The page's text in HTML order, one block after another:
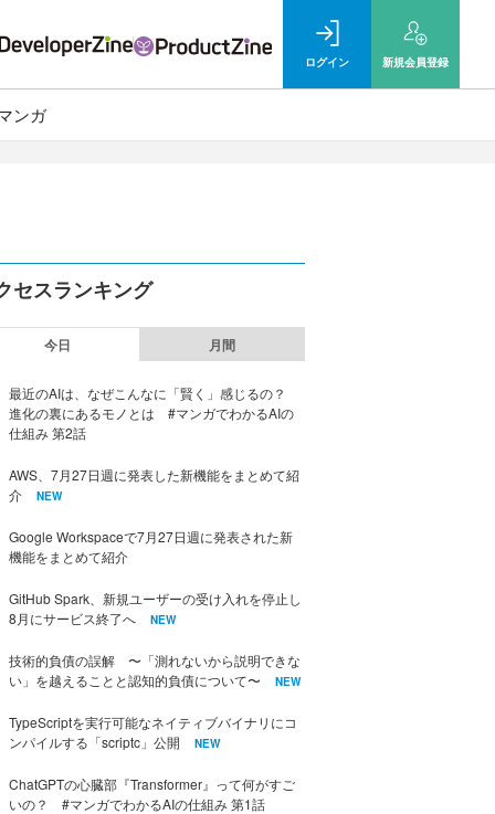
ログイン 新規会員登録
ンガ
セスランキング
今日 月間
最近のAIは、なぜこんなに「賢く」感じるの？
進化の裏にあるモノとは #マンガでわかるAIの
仕組み 第2話
AWS、7月27日週に発表した新機能をまとめて紹
介
NEW
Google Workspaceで7月27日週に発表された新
機能をまとめて紹介
GitHub Spark、新規ユーザーの受け入れを停止し
8月にサービス終了へ
NEW
技術的負債の誤解 〜「測れないから説明できな
い」を越えることと認知的負債について〜
NEW
TypeScriptを実行可能なネイティブバイナリにコ
ンパイルする「scriptc」公開
NEW
ChatGPTの心臓部『Transformer』って何がすご
いの？ #マンガでわかるAIの仕組み 第1話